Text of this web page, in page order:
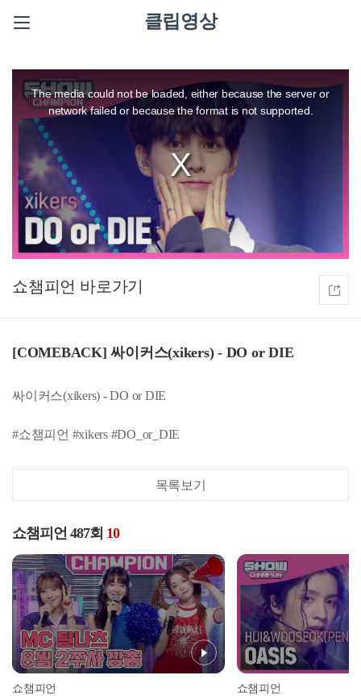
클립영상
modal
window.
The media could not be loaded, either because the server or
network failed or because the format is not supported.
쇼챔피언
[COMEBACK] 싸이커스(xikers) - DO or DIE
싸이커스(xikers) - DO or DIE
#쇼챔피언 #xikers #DO_or_DIE
목록보기
쇼챔피언 487회 10
쇼챔피언 쇼챔피언